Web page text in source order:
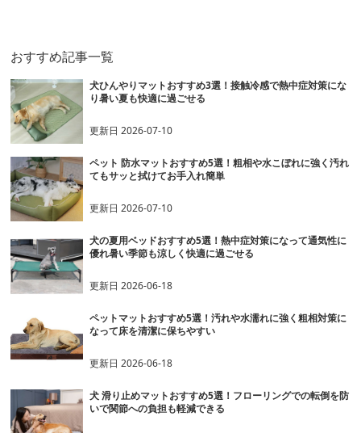
おすすめ記事一覧
犬ひんやりマットおすすめ3選！接触冷感で熱中症対策にな
り暑い夏も快適に過ごせる
更新日2026-07-10
ペット 防水マットおすすめ5選！粗相や水こぼれに強く汚れ
てもサッと拭けてお手入れ簡単
更新日2026-07-10
犬の夏用ベッドおすすめ5選！熱中症対策になって通気性に
優れ暑い季節も涼しく快適に過ごせる
更新日2026-06-18
ペットマットおすすめ5選！汚れや水濡れに強く粗相対策に
なって床を清潔に保ちやすい
更新日2026-06-18
犬 滑り止めマットおすすめ5選！フローリングでの転倒を防
いで関節への負担も軽減できる